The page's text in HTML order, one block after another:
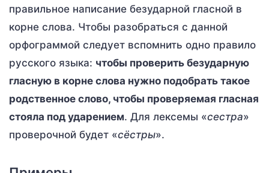
правильное написание безударной гласной в
корне слова. Чтобы разобраться с данной
орфограммой следует вспомнить одно правило
русского языка: чтобы проверить безударную
гласную в корне слова нужно подобрать такое
родственное слово, чтобы проверяемая гласная
стояла под ударением. Для лексемы «сестра»
проверочной будет «сёстры».